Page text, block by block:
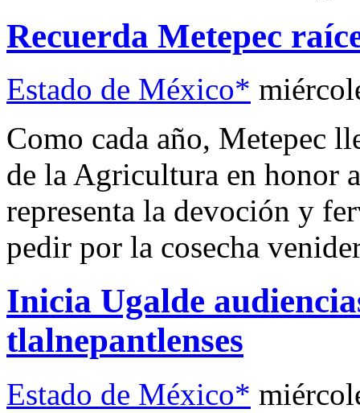
Recuerda Metepec
Estado de México*
Como cada año, Metepec
de la Agricultura en honor
representa la devoción y
pedir por la cosecha
Inicia Ugalde
tlalnepantlenses
Estado de México*